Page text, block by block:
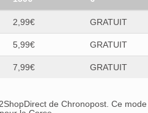
2,99€ GRATUIT
5,99€ GRATUIT
7,99€ GRATUIT
de Chronopost. Ce mode